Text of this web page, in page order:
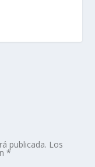
publicada. Los
*